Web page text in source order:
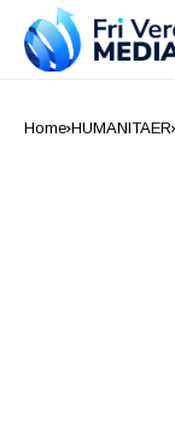
Home HUMANITAER